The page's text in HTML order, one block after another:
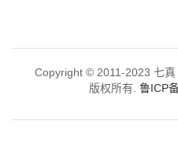
Copyright © 2011-2023 七
版权所有. 鲁ICP